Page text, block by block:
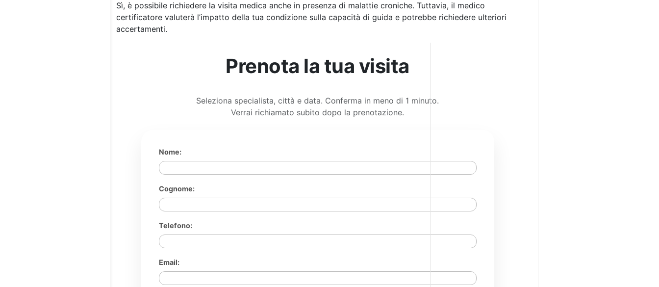
Sì, è possibile richiedere la visita medica anche in presenza di malattie croniche. Tuttavia, il medico
certificatore valuterà l’impatto della tua condizione sulla capacità di guida e potrebbe richiedere ulteriori
accertamenti.
Prenota la tua visita
Seleziona specialista, città e data. Conferma in meno di 1 minuto.
Verrai richiamato subito dopo la prenotazione.
Nome:
Cognome:
Telefono:
Email: